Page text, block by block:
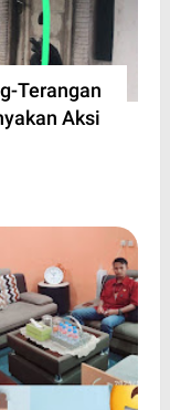
Terangan
Aksi